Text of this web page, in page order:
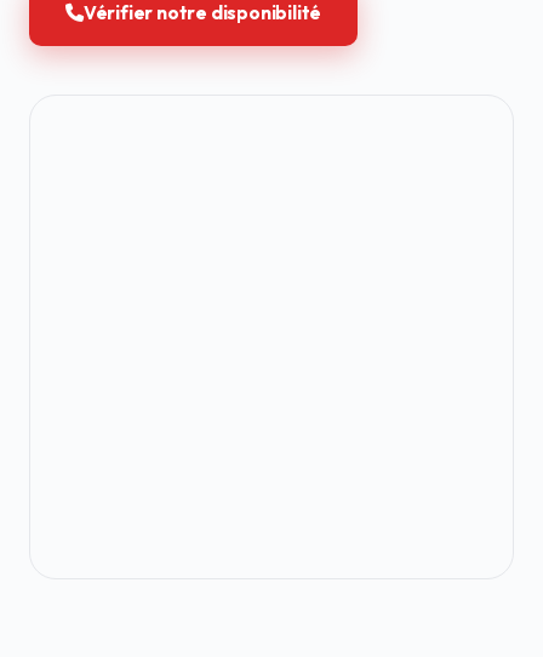
Vérifier notre disponibilité